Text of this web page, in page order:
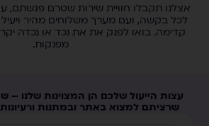
אצלנו תקבלו חוויית שירות שטרם פגשתם,
לכל בקשה, ועם מערך משלוחים מהיר
קדימה. בואו לפנק את את נכד או נכדה
מפנקות.
עצות הייעול שלכם הן המצוינות שלנו –
שרציתם למצוא באתר ובמתנות